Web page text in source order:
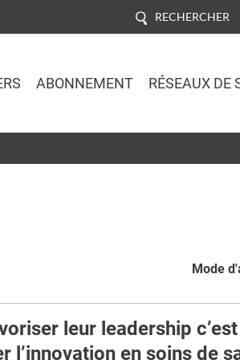
RECHERCHER
ABONNEMENT RÉSEAUX DE
Mode
leur leadership c’est
l’innovation en soins de